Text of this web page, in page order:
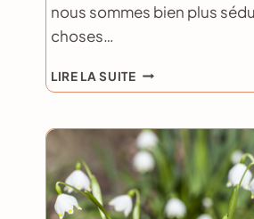
nous sommes bien plus
choses…
LIRE LA SUITELE
« RAISONNABLE »
IL
SÉDUISANT
?